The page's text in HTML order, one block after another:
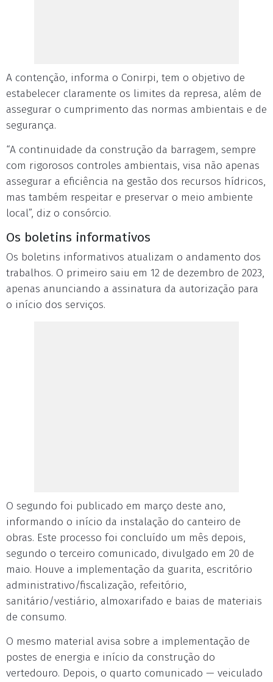
A contenção, informa o Conirpi, tem o objetivo de
estabelecer claramente os limites da represa, além de
assegurar o cumprimento das normas ambientais e de
segurança.
“A continuidade da construção da barragem, sempre
com rigorosos controles ambientais, visa não apenas
assegurar a eficiência na gestão dos recursos hídricos,
mas também respeitar e preservar o meio ambiente
local”, diz o consórcio.
Os boletins informativos
Os boletins informativos atualizam o andamento dos
trabalhos. O primeiro saiu em 12 de dezembro de 2023,
apenas anunciando a assinatura da autorização para
o início dos serviços.
O segundo foi publicado em março deste ano,
informando o início da instalação do canteiro de
obras. Este processo foi concluído um mês depois,
segundo o terceiro comunicado, divulgado em 20 de
maio. Houve a implementação da guarita, escritório
administrativo/fiscalização, refeitório,
sanitário/vestiário, almoxarifado e baias de materiais
de consumo.
O mesmo material avisa sobre a implementação de
postes de energia e início da construção do
vertedouro. Depois, o quarto comunicado — veiculado